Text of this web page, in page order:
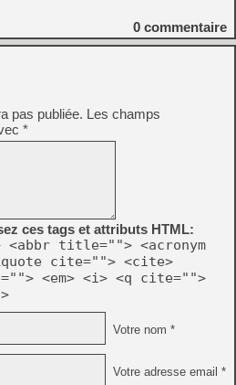
0 commentaire
pas publiée. Les champs
*
ces tags et attributs HTML:
title=""> <acronym
cite=""> <cite>
<em> <i> <q cite="">
Votre nom *
Votre adresse email *